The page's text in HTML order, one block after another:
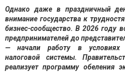
Однако даже в праздничный
внимание государства к
бизнес-сообщество. В 2026 году
предпринимателей до
— начали работу в условиях
налоговой системы.
реализует программу обеления